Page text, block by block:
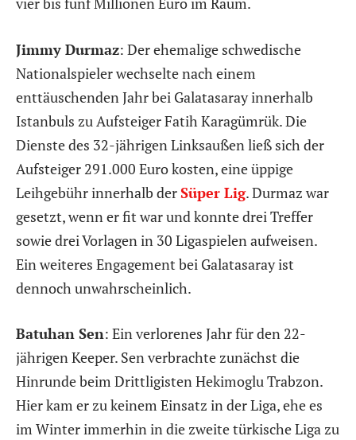
Jimmy Durmaz: Der ehemalige schwedische
Nationalspieler wechselte nach einem
enttäuschenden Jahr bei Galatasaray innerhalb
Istanbuls zu Aufsteiger Fatih Karagümrük. Die
Dienste des 32-jährigen Linksaußen ließ sich der
Aufsteiger 291.000 Euro kosten, eine üppige
Leihgebühr innerhalb derSüper Lig. Durmaz war
gesetzt, wenn er fit war und konnte drei Treffer
sowie drei Vorlagen in 30 Ligaspielen aufweisen.
Ein weiteres Engagement bei Galatasaray ist
dennoch unwahrscheinlich.
Batuhan Sen: Ein verlorenes Jahr für den 22-
jährigen Keeper. Sen verbrachte zunächst die
Hinrunde beim Drittligisten Hekimoglu Trabzon.
Hier kam er zu keinem Einsatz in der Liga, ehe es
im Winter immerhin in die zweite türkische Liga zu